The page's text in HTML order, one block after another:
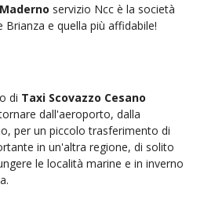
servizio Ncc è la società
e quella più affidabile!
di Taxi Scovazzo Cesano
dall'aeroporto, dalla
per un piccolo trasferimento di
in un'altra regione, di solito
le località marine e in inverno